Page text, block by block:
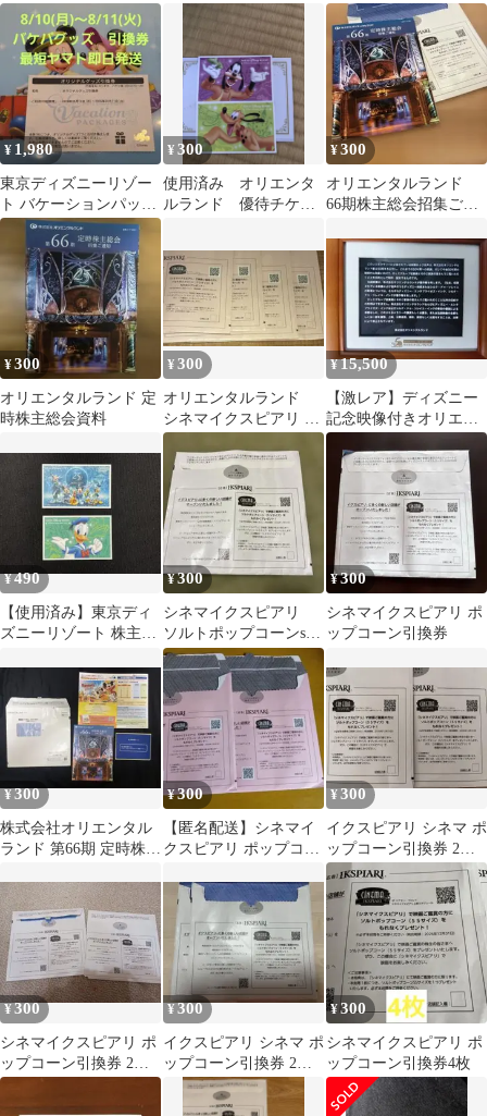
ピアリ ポップコーン
SS 引換券1枚
ステッカー4枚セット
ン引換券
¥ 1,980
東京ディズニーリゾー
ト バケーションパッケ
ージグッズ引換券
¥300
使用済み オリエンタ
ルランド 優待チケッ
¥300
オリエンタルランド
66期株主総会招集ご通
ルトポップコーン
¥300
オリエンタルランド 定
時株主総会資料
¥300
オリエンタルランド
シネマイクスピアリ ソ
ルトポップコーン引換
券 4枚セット
¥15,500
【激レア】ディズニー
記念映像付きオリエン
タルランド50周年デジ
タルフォトフレーム
¥490
【使用済み】東京ディ
ズニーリゾート 株主優
¥300
シネマイクスピアリ
ソルトポップコーンss
サイズ券 オリエンタ
ルランド株主優待
¥300
シネマイクスピアリ ポ
ップコーン引換券
¥300
株式会社オリエンタル
ランド 第66期 定時株主
券付き
¥300
【匿名配送】シネマイ
クスピアリ ポップコー
¥300
イクスピアリ シネマ ポ
ップコーン引換券 2枚
セット
¥300
シネマイクスピアリ ポ
ップコーン引換券 2
枚 オリエンタルラン
¥300
イクスピアリ シネマ ポ
ップコーン引換券 2枚
セット
¥300
シネマイクスピアリ ポ
ップコーン引換券4枚